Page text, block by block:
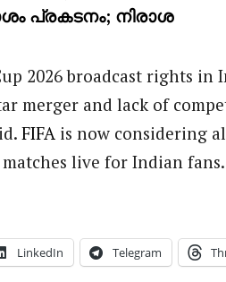
പ്രകടനം; നിരാശ
2026 broadcast rights
merger and lack of
FIFA is now considering
live for Indian fans.
LinkedIn Telegram